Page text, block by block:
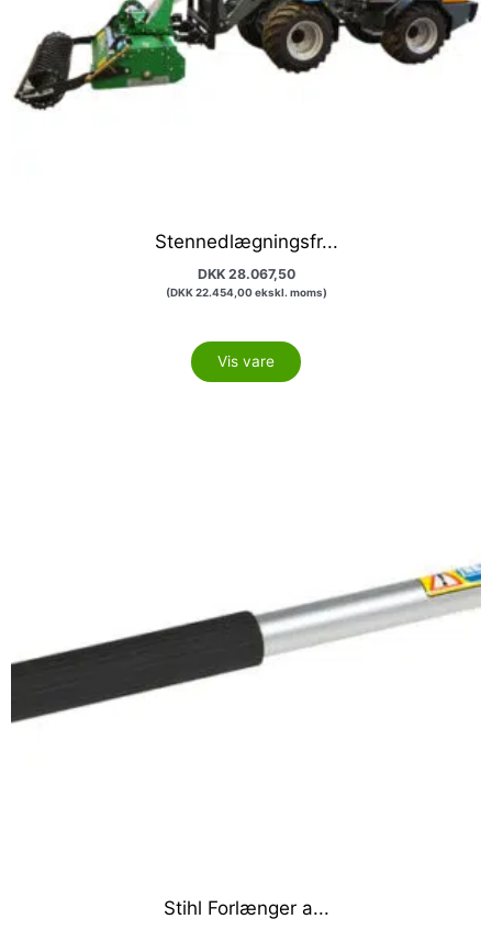
Stennedlægningsfr...
DKK28.067,50
(DKK22.454,00ekskl. moms)
Vis vare
Stihl Forlænger a...